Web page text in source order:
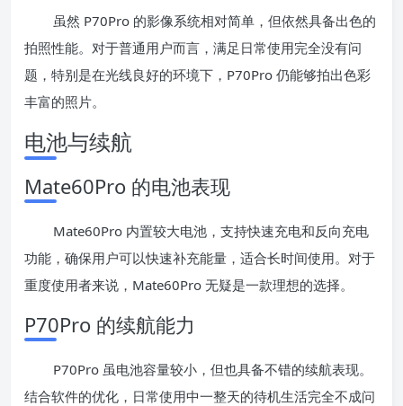
虽然 P70Pro 的影像系统相对简单，但依然具备出色的
拍照性能。对于普通用户而言，满足日常使用完全没有问
题，特别是在光线良好的环境下，P70Pro 仍能够拍出色彩
丰富的照片。
电池与续航
Mate60Pro 的电池表现
Mate60Pro 内置较大电池，支持快速充电和反向充电
功能，确保用户可以快速补充能量，适合长时间使用。对于
重度使用者来说，Mate60Pro 无疑是一款理想的选择。
P70Pro 的续航能力
P70Pro 虽电池容量较小，但也具备不错的续航表现。
结合软件的优化，日常使用中一整天的待机生活完全不成问